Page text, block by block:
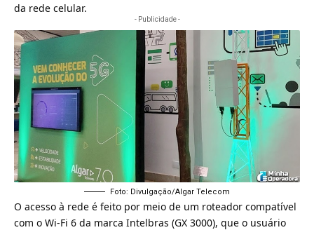
da rede celular.
- Publicidade -
Foto: Divulgação/Algar Telecom
O acesso à rede é feito por meio de um roteador compatível
com o Wi-Fi 6 da marca Intelbras (GX 3000), que o usuário